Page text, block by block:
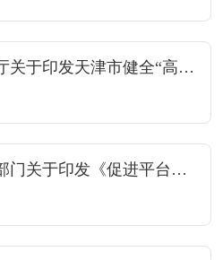
天津市人民政府办公厅关于印发天津市健全“高效办成一件事”重点事项常态化推进机制提升政务服务效能若干措施的通知
工业和信息化部等七部门关于印发《促进平台经济大中小企业协同发展行动方案（2026—2028年）》的通知